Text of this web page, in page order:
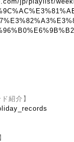
紹介】